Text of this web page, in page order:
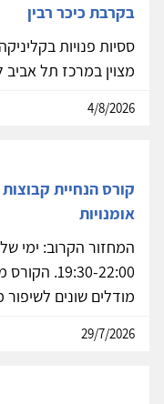
בקרבת כיכר רבין
ססיות פנויות
מצוין במרכז תל אביב
4/8/2026
קורס הנחיית
אומנויות
19:30-
מודלים שונים לשיפור
29/7/2026